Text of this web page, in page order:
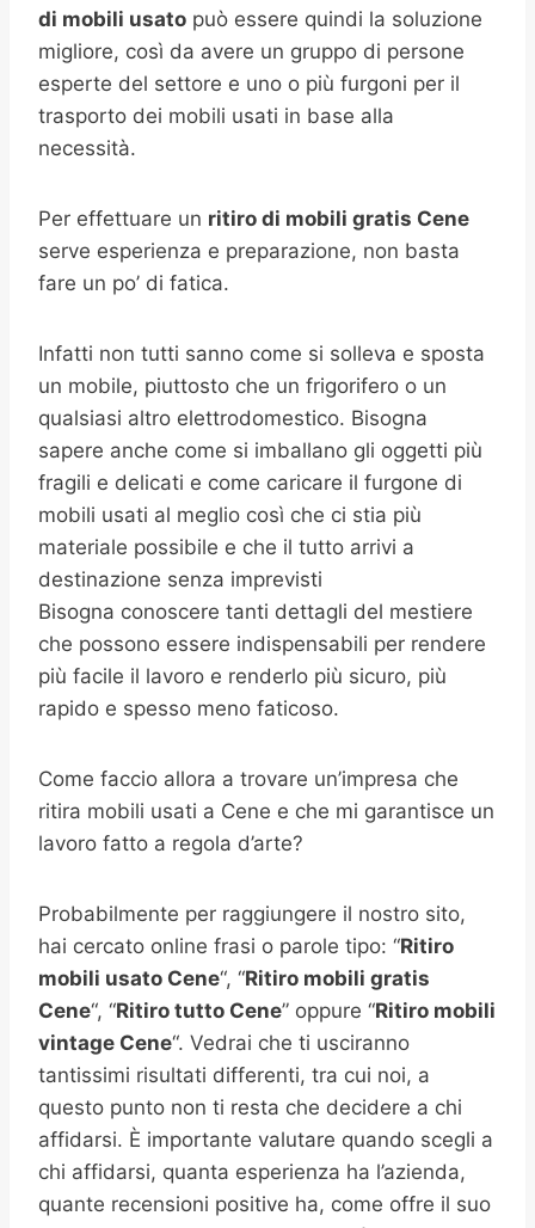
di mobili usato può essere quindi la soluzione
migliore, così da avere un gruppo di persone
esperte del settore e uno o più furgoni per il
trasporto dei mobili usati in base alla
necessità.
Per effettuare un ritiro di mobili gratis Cene
serve esperienza e preparazione, non basta
fare un po’ di fatica.
Infatti non tutti sanno come si solleva e sposta
un mobile, piuttosto che un frigorifero o un
qualsiasi altro elettrodomestico. Bisogna
sapere anche come si imballano gli oggetti più
fragili e delicati e come caricare il furgone di
mobili usati al meglio così che ci stia più
materiale possibile e che il tutto arrivi a
destinazione senza imprevisti
Bisogna conoscere tanti dettagli del mestiere
che possono essere indispensabili per rendere
più facile il lavoro e renderlo più sicuro, più
rapido e spesso meno faticoso.
Come faccio allora a trovare un’impresa che
ritira mobili usati a Cene e che mi garantisce un
lavoro fatto a regola d’arte?
Probabilmente per raggiungere il nostro sito,
hai cercato online frasi o parole tipo: “Ritiro
mobili usato Cene“, “Ritiro mobili gratis
Cene“, “Ritiro tutto Cene” oppure “Ritiro mobili
vintage Cene“. Vedrai che ti usciranno
tantissimi risultati differenti, tra cui noi, a
questo punto non ti resta che decidere a chi
affidarsi. È importante valutare quando scegli a
chi affidarsi, quanta esperienza ha l’azienda,
quante recensioni positive ha, come offre il suo